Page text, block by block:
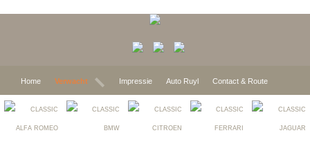
Home Verwacht Impressie Auto Ruyl Contact & Route